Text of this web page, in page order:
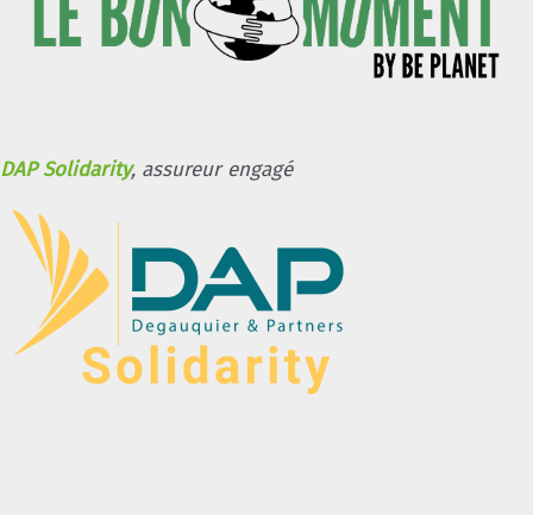
DAP Solidarity, assureur engagé